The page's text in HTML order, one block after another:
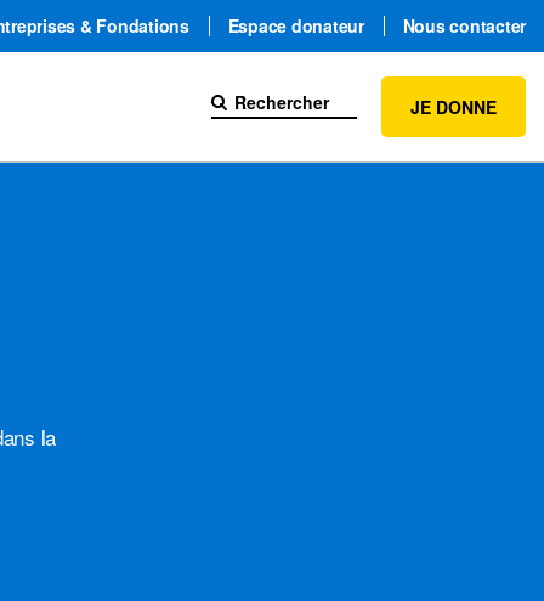
& Fondations Espace donateur Nous contacter
JE DONNE
la